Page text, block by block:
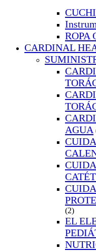
ROPA
CARDINAL
AGUA
(2)
EL